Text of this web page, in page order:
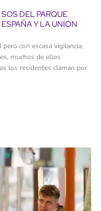
DEL PARQUE
Y LA UNIÓN
con escasa vigilancia,
muchos de ellos
los residentes claman por